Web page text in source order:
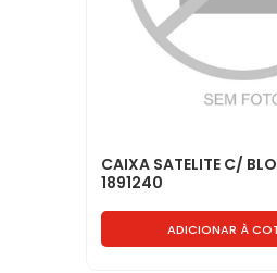
CAIXA SATELITE C/
1891240
ADICIONAR À